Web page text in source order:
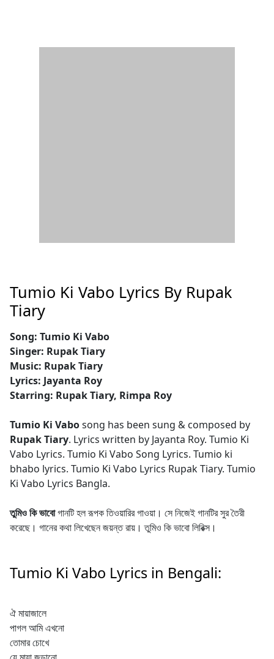
Tumio Ki Vabo Lyrics By Rupak
Tiary
Song: Tumio Ki Vabo
Singer: Rupak Tiary
Music: Rupak Tiary
Lyrics: Jayanta Roy
Starring: Rupak Tiary, Rimpa Roy
Tumio Ki Vabosong has been sung & composed by
Rupak Tiary. Lyrics written by Jayanta Roy. Tumio Ki
Vabo Lyrics. Tumio Ki Vabo Song Lyrics. Tumio ki
bhabo lyrics. Tumio Ki Vabo Lyrics Rupak Tiary. Tumio
Ki Vabo Lyrics Bangla.
তুমিও কি ভাবোগানটি হল রূপক তিওয়ারির গাওয়া। সে নিজেই গানটির সুর তৈরী
করেছে। গানের কথা লিখেছেন জয়ন্ত রায়। তুমিও কি ভাবো লিরিক্স।
Tumio Ki Vabo Lyrics in Bengali:
ঐ মায়াজালে
পাগল আমি এখনো
তোমার চোখে